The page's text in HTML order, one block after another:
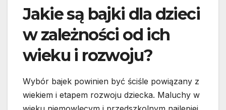
Jakie są bajki dla dzieci
w zależności od ich
wieku i rozwoju?
Wybór bajek powinien być ściśle powiązany z
wiekiem i etapem rozwoju dziecka. Maluchy w